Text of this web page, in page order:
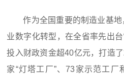
作为全国重要的制造业基
业数字化转型，在全省率先出
投入财政资金超40亿元，打造
家“灯塔工厂”、73家示范工